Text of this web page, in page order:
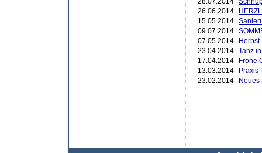
26.06.2014
15.05.2014
09.07.2014
07.05.2014
23.04.2014 Tanz
17.04.2014
Frohe
13.03.2014
Praxis
23.02.2014
Neues